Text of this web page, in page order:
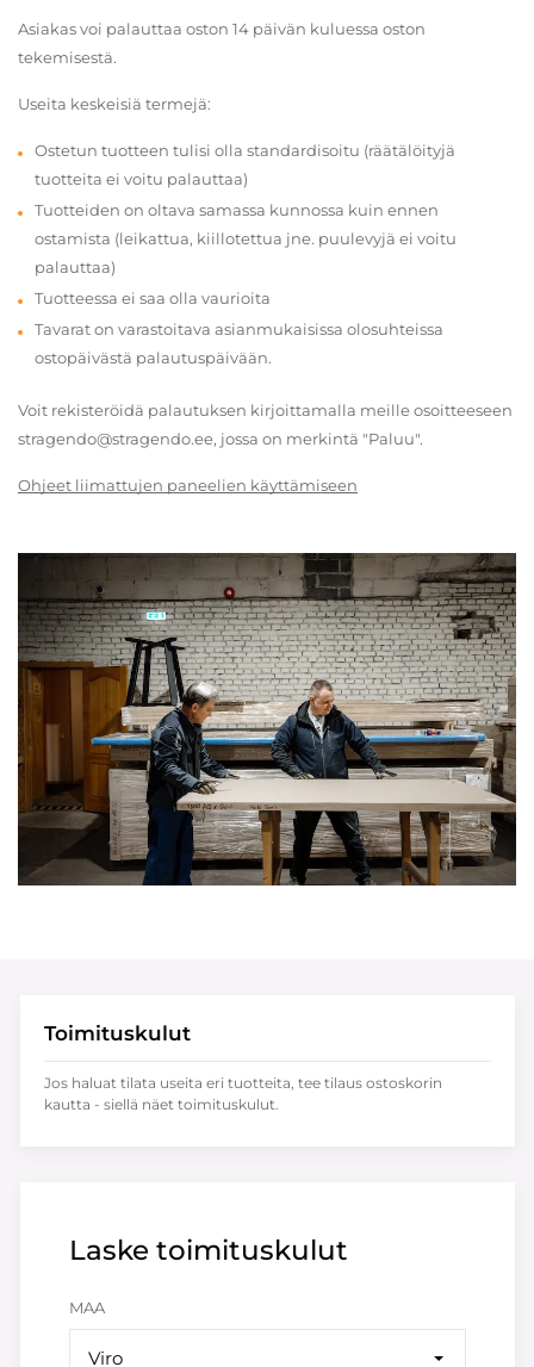
Asiakas voi palauttaa oston 14 päivän kuluessa oston
tekemisestä.
Useita keskeisiä termejä:
Ostetun tuotteen tulisi olla standardisoitu (räätälöityjä
tuotteita ei voitu palauttaa)
Tuotteiden on oltava samassa kunnossa kuin ennen
ostamista (leikattua, kiillotettua jne. puulevyjä ei voitu
palauttaa)
Tuotteessa ei saa olla vaurioita
Tavarat on varastoitava asianmukaisissa olosuhteissa
ostopäivästä palautuspäivään.
Voit rekisteröidä palautuksen kirjoittamalla meille osoitteeseen
stragendo@stragendo.ee, jossa on merkintä "Paluu".
Ohjeet liimattujen paneelien käyttämiseen
Laske toimituskulut
MAA
Viro
Toimituskulut
Jos haluat tilata useita eri tuotteita, tee tilaus ostoskorin
kautta - siellä näet toimituskulut.